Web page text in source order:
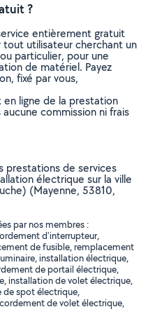
?
entièrement gratuit
tout utilisateur cherchant un
particulier, pour une
de matériel. Payez
fixé par vous,
en ligne de la prestation
commission ni frais
prestations de services
électrique sur la ville
(Mayenne, 53810,
par nos membres :
d'interrupteur,
de fusible, remplacement
installation électrique,
de portail électrique,
installation de volet électrique,
de spot électrique,
de volet électrique,